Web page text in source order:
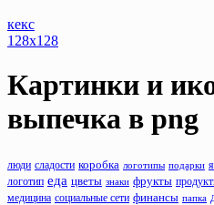
кекс
128x128
Картинки и
выпечка в png
люди сладости коробка логотипы подарки
логотип еда цветы знаки фрукты
медицина социальные сети финансы папка